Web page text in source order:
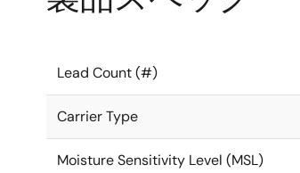
Lead Count (#)
Carrier Type
Moisture Sensitivity Level (MSL)